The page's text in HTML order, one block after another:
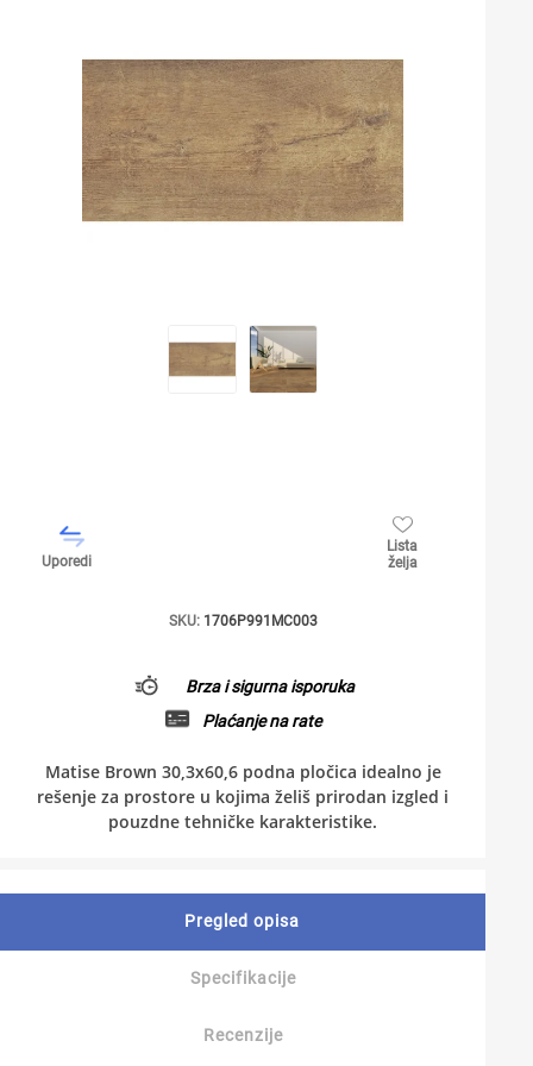
Uporedi
Lista
želja
SKU: 1706P991MC003
Brza i sigurna isporuka
Plaćanje na rate
Matise Brown 30,3x60,6 podna pločica idealno je
rešenje za prostore u kojima želiš prirodan izgled i
pouzdne tehničke karakteristike.
Pregled opisa
Specifikacije
Recenzije